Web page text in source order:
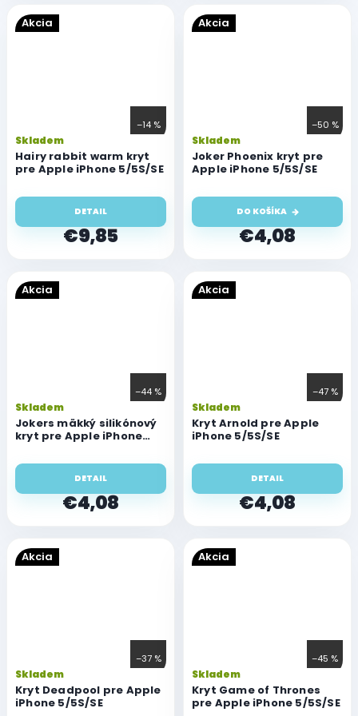
Akcia
–14 %
Hairy rabbit warm kryt
pre Apple iPhone 5/5S/SE
Priemerné
hodnotenie
produktu
4,0
Skladem
€9,85
DETAIL
Akcia
–50 %
Joker Phoenix kryt pre
Apple iPhone 5/5S/SE
Skladem
€4,08
DO KOŠÍKA
Akcia
–44 %
Jokers mäkký silikónový
kryt pre Apple iPhone
Skladem
€4,08
DETAIL
Akcia
–47 %
Kryt Arnold pre Apple
iPhone 5/5S/SE
Skladem
€4,08
DETAIL
Akcia
–37 %
Kryt Deadpool pre Apple
iPhone 5/5S/SE
Priemerné
hodnotenie
produktu
Skladem
Akcia
–45 %
Kryt Game of Thrones
pre Apple iPhone 5/5S/SE
Skladem